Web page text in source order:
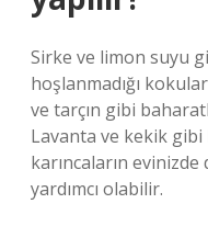
Sirke ve limon suyu
hoşlanmadığı
ve tarçın gibi
Lavanta ve kekik
karıncaların evinizde
yardımcı olabilir.